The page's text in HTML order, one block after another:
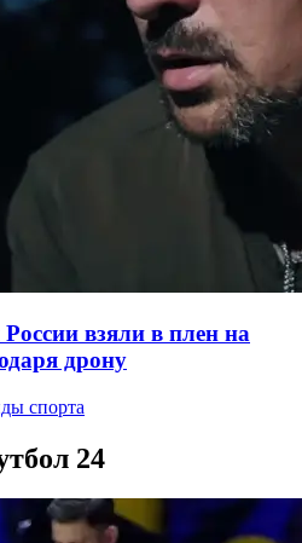
взяли в плен на
дрону
спорта
24